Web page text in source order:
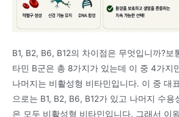
B1, B2, B6, B12의 차이점은 무엇입니까?보
타민 B군은 총 8가지가 있는데 이 중 4가지
나머지는 비활성형 비타민입니다. 이 중 대
으로는 B1, B2, B6, B12가 있고 나머지 수
은 모두 비활성형 비타민입니다. 그래서 이